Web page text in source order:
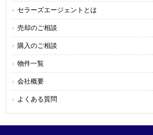
セラーズエージェントとは
売却のご相談
購入のご相談
物件一覧
会社概要
よくある質問